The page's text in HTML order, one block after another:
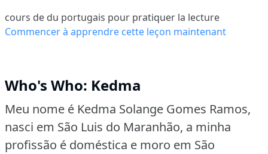
cours de du portugais pour pratiquer la lecture
Commencer à apprendre cette leçon maintenant
Who's Who: Kedma
Meu nome é Kedma Solange Gomes Ramos,
nasci em São Luis do Maranhão, a minha
profissão é doméstica e moro em São